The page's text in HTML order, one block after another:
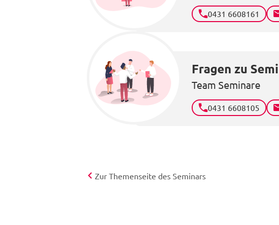
0431 6608161
Fragen zu
Team Seminare
0431 6608105
Zur Themenseite des Seminars